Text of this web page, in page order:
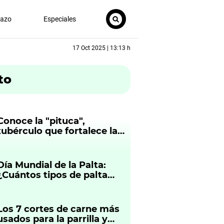
Especiales
17 Oct 2025 | 13:13 h
la "pituca",
que fortalece las
Mundial de la Palta:
tipos de palta
7 cortes de carne más
para la parrilla y